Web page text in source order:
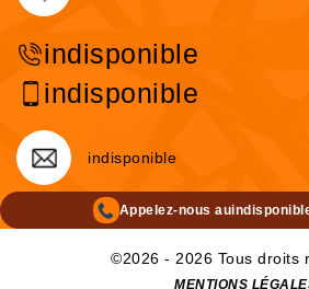
indisponible
indisponible
indisponible
Appelez-nous au
©2026 - 2026 Tous droits
MENTIONS